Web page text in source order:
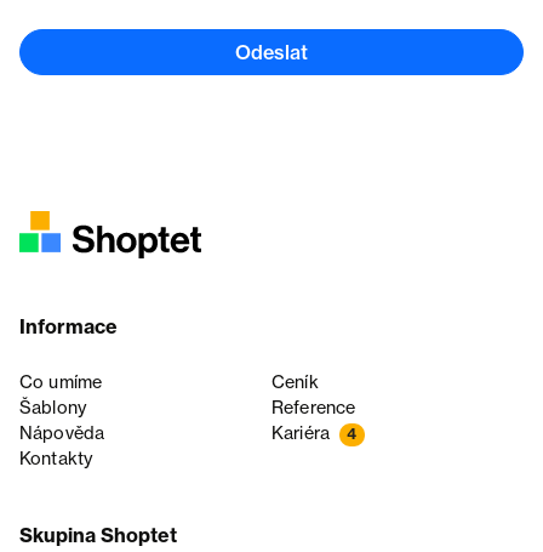
Odeslat
Informace
Co umíme
Ceník
Šablony
Reference
Nápověda
Kariéra 4
Kontakty
Skupina Shoptet